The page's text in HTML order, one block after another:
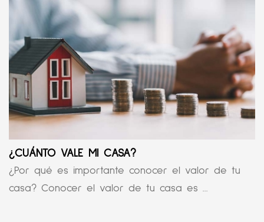
¿CUÁNTO VALE MI CASA?
¿Por qué es importante conocer el valor de tu
casa? Conocer el valor de tu casa es ...